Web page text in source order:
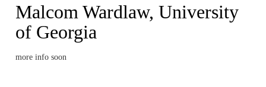
Malcom Wardlaw, University
of Georgia
more info soon